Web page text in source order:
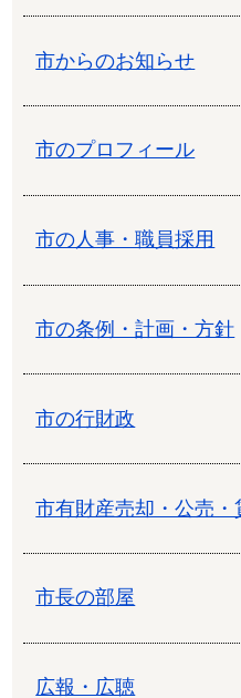
市からのお知らせ
市のプロフィール
市の人事・職員採用
市の条例・計画・方針
市の行財政
市有財産売却・公売・
市長の部屋
広報・広聴